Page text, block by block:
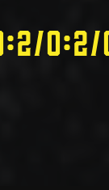
0:2/